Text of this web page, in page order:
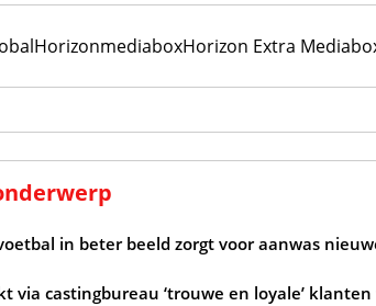
HorizonmediaboxHorizon Extra
in beter beeld zorgt voor aanwas
via castingbureau ‘trouwe en loyale’